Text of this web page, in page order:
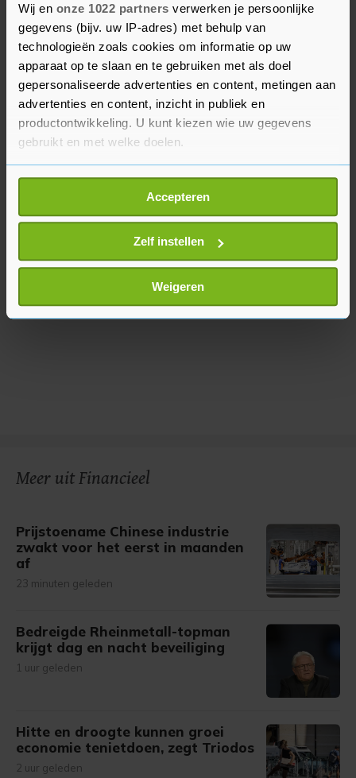
Wij en onze 1022 partners verwerken je persoonlijke
gegevens (bijv. uw IP-adres) met behulp van
technologieën zoals cookies om informatie op uw
apparaat op te slaan en te gebruiken met als doel
gepersonaliseerde advertenties en content, metingen aan
advertenties en content, inzicht in publiek en
productontwikkeling. U kunt kiezen wie uw gegevens
gebruikt en met welke doelen.
Als u het toestaat, willen we ook graag:
Informatie verzamelen over uw geografische
locatie, die tot een paar meter nauwkeurig kan zijn
Uw apparaat identificeren door het actief te
scannen op specifieke eigenschappen (fingerprinting)
Lees meer over hoe uw persoonlijke gegevens worden
verwerkt en stel uw voorkeuren in het
U kunt uw toestemming op elk moment wijzigen of
Accepteren
Zelf instellen
Weigeren
het wantrouwen, dat zou zijn ontstaan doordat
eerdere afspraken in de ogen van medewerkers
telkens in hun nadeel werden geïnterpreteerd.
De directie van TESO was niet direct bereikbaar
voor commentaar.
Meer uit Financieel
Prijstoename Chinese industrie
zwakt voor het eerst in maanden
af
23 minuten geleden
Bedreigde Rheinmetall-topman
krijgt dag en nacht beveiliging
1 uur geleden
Hitte en droogte kunnen groei
economie tenietdoen, zegt Triodos
2 uur geleden